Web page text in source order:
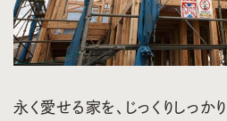
永く愛せる家を、じっくりしっか